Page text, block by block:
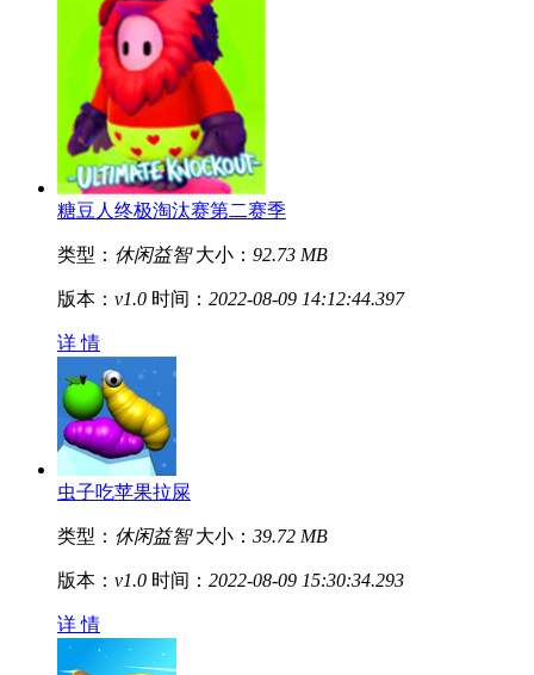
糖豆人终极淘汰赛第二赛季
类型： 休闲益智 大小： 92.73 MB
版本： v1.0 时间： 2022-08-09 14:12:44.397
详 情
虫子吃苹果拉屎
类型： 休闲益智 大小： 39.72 MB
版本： v1.0 时间： 2022-08-09 15:30:34.293
详 情